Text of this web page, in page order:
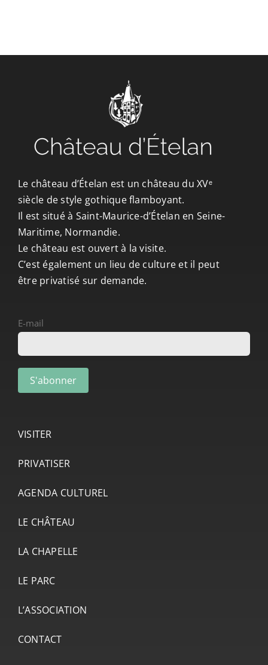
Le château d’Ételan est un château du XVᵉ
siècle de style gothique flamboyant.
Il est situé à Saint-Maurice-d’Ételan en Seine-
Maritime, Normandie.
Le château est ouvert à la visite.
C’est également un lieu de culture et il peut
être privatisé sur demande.
E-mail
VISITER
PRIVATISER
AGENDA CULTUREL
LE CHÂTEAU
LA CHAPELLE
LE PARC
L’ASSOCIATION
CONTACT